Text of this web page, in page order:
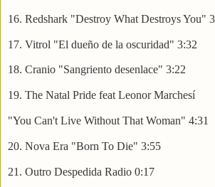
16. Redshark "Destroy What Destroys You"
17. Vitrol "El dueño de la oscuridad" 3:32
18. Cranio "Sangriento desenlace" 3:22
19. The Natal Pride feat Leonor Marchesí
"You Can't Live Without That Woman" 4:31
20. Nova Era "Born To Die" 3:55
21. Outro Despedida Radio 0:17